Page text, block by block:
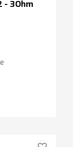
- 3Ohm